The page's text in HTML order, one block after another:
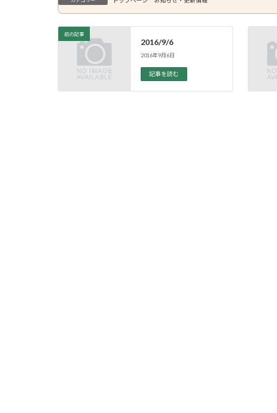
前の記事
2016/9/6
2016年9月6日
記事を読む